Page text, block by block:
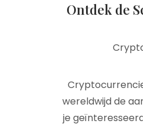
Ontdek de
wereldwijd de
je